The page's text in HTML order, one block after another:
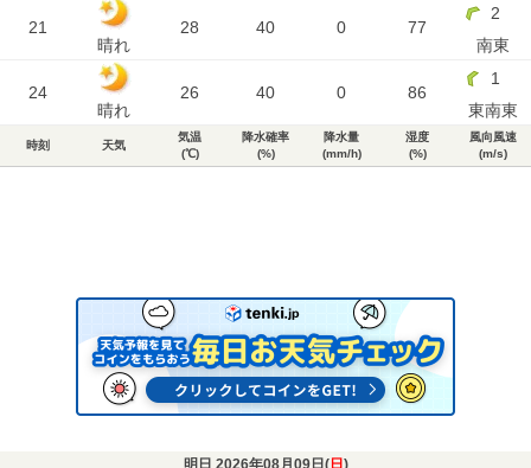
21
晴れ
28 40 0 77
2
南東
24
晴れ
26 40 0 86
1
東南東
時刻 天気
気温
(℃)
降水確率
(%)
降水量
(mm/h)
湿度
(%)
風向風速
(m/s)
明日 2026年08月09日(日 )